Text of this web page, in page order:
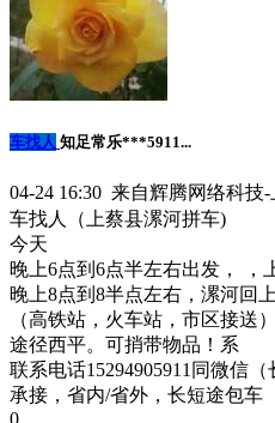
车找人 知足常乐***5911...
04-24 16:30 来自辉腾网络科技-
车找人（上蔡县漯河拼车)
今天
晚上6点到6点半左右出发， ，
晚上8点到8半点左右，漯河回
（高铁站，火车站，市区接送）
途径西平。可捎带物品！系
联系电话15294905911同微信（
承接，省内/省外，长短途包车
0